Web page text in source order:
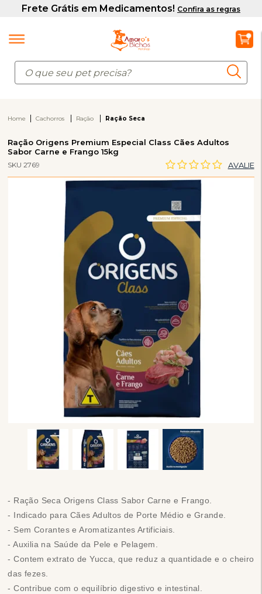
Home Cachorros Ração Ração Seca
Ração Origens Premium Especial Class Cães Adultos
Sabor Carne e Frango 15kg
SKU 2769 AVALIE
- Ração Seca Origens Class Sabor Carne e Frango.
- Indicado para Cães Adultos de Porte Médio e Grande.
- Sem Corantes e Aromatizantes Artificiais.
- Auxilia na Saúde da Pele e Pelagem.
- Contem extrato de Yucca, que reduz a quantidade e o cheiro
das fezes.
- Contribue com o equilíbrio digestivo e intestinal.